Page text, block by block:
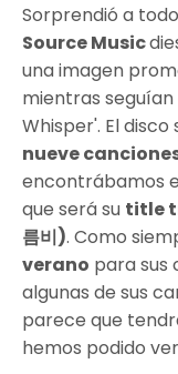
Sorprendió a
Source Music
una imagen
mientras
Whisper'. El
nueve
encontrábamos
que será su title
름비). Como
verano para sus
algunas de sus
parece que
hemos podido